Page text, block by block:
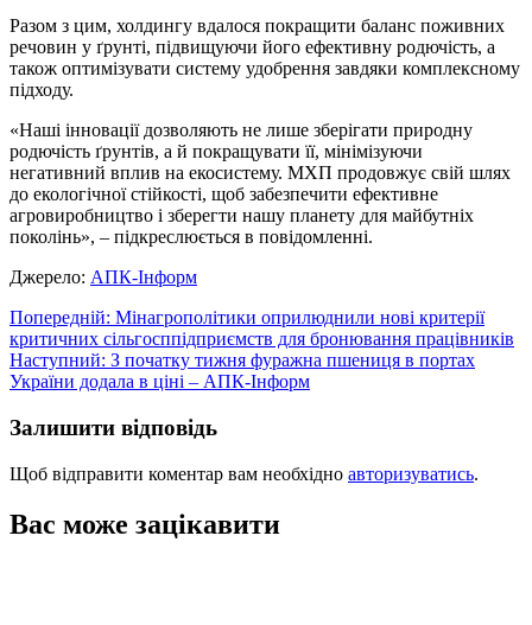
Разом з цим, холдингу вдалося покращити баланс поживних
речовин у ґрунті, підвищуючи його ефективну родючість, а
також оптимізувати систему удобрення завдяки комплексному
підходу.
«Наші інновації дозволяють не лише зберігати природну
родючість ґрунтів, а й покращувати її, мінімізуючи
негативний вплив на екосистему. МХП продовжує свій шлях
до екологічної стійкості, щоб забезпечити ефективне
агровиробництво і зберегти нашу планету для майбутніх
поколінь», – підкреслюється в повідомленні.
Джерело: АПК-Інформ
Навігація
записів
Попередній: Мінагрополітики оприлюднили нові критерії
критичних сільгосппідприємств для бронювання працівників
Наступний: З початку тижня фуражна пшениця в портах
України додала в ціні – АПК-Інформ
Залишити відповідь
Щоб відправити коментар вам необхідно авторизуватись.
Вас може зацікавити